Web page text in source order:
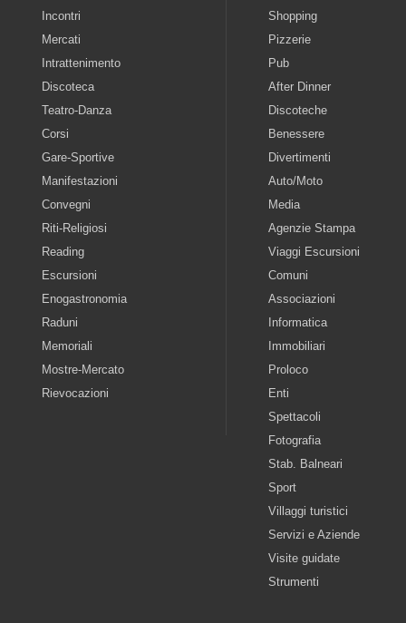
Incontri
Mercati
Intrattenimento
Discoteca
Teatro-Danza
Corsi
Gare-Sportive
Manifestazioni
Convegni
Riti-Religiosi
Reading
Escursioni
Enogastronomia
Raduni
Memoriali
Mostre-Mercato
Rievocazioni
Shopping
Pizzerie
Pub
After Dinner
Discoteche
Benessere
Divertimenti
Auto/Moto
Media
Agenzie Stampa
Viaggi Escursioni
Comuni
Associazioni
Informatica
Immobiliari
Proloco
Enti
Spettacoli
Fotografia
Stab. Balneari
Sport
Villaggi turistici
Servizi e Aziende
Visite guidate
Strumenti